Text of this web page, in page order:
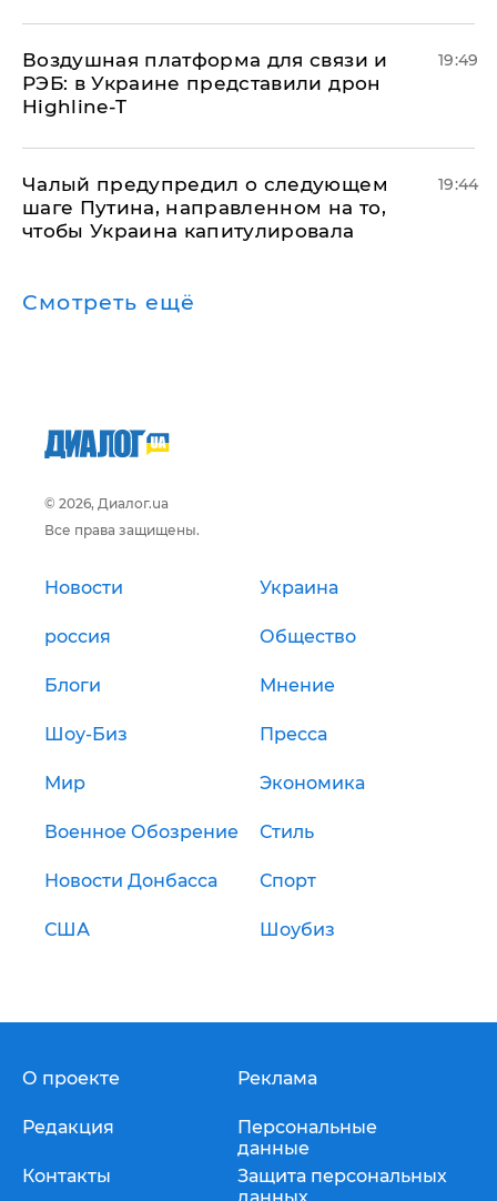
Воздушная платформа для связи и
РЭБ: в Украине представили дрон
Highline-T
19:49
Чалый предупредил о следующем
шаге Путина, направленном на то,
чтобы Украина капитулировала
19:44
Смотреть ещё
© 2026, Диалог.ua
Все права защищены.
Новости Украина
россия Общество
Блоги Мнение
Шоу-Биз Пресса
Мир Экономика
Военное Обозрение Стиль
Новости Донбасса Спорт
США Шоубиз
О проекте
Редакция
Контакты
Реклама
Персональные
данные
Защита персональных